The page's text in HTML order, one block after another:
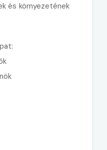
és környezetének